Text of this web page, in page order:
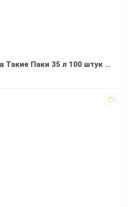
Пакеты для мусора Такие Паки 35 л 100 штук черные